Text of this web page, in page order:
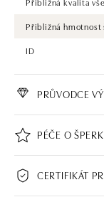
Přibližná hmotnost
ID
PRŮVODCE
PÉČE O ŠPERK
CERTIFIKÁT